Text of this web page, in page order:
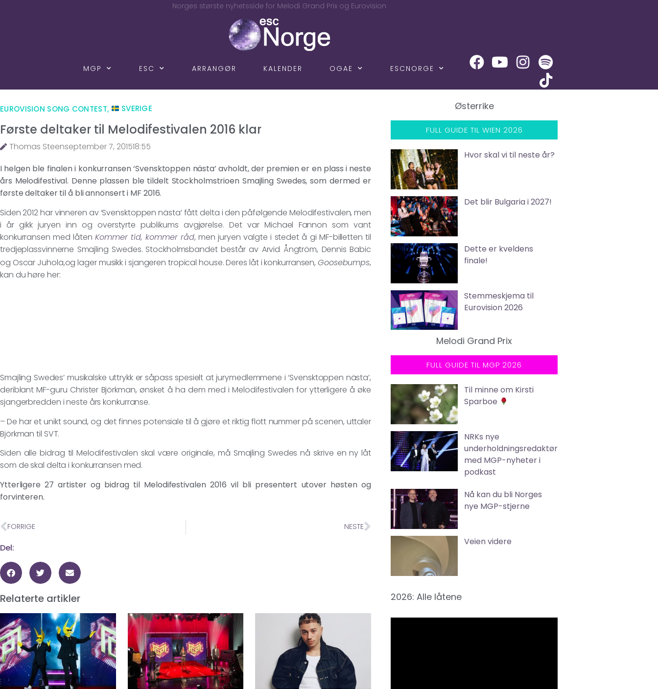
Norges største nyhetsside for Melodi Grand Prix og Eurovision
MGP ESC ARRANGØR KALENDER OGAE ESCNORGE
EUROVISION SONG CONTEST, SVERIGE
Første deltaker til Melodifestivalen 2016 klar
Thomas Steenseptember 7, 201518:55
I helgen ble finalen i konkurransen ‘Svensktoppen nästa’ avholdt, der premien er en plass i neste
års Melodifestival. Denne plassen ble tildelt Stockholmstrioen Smajling Swedes, som dermed er
første deltaker til å bli annonsert i MF 2016.
Siden 2012 har vinneren av ‘Svensktoppen nästa’ fått delta i den påfølgende Melodifestivalen, men
i år gikk juryen inn og overstyrte publikums avgjørelse. Det var Michael Fannon som vant
konkurransen med låtenKommer tid, kommer råd, men juryen valgte i stedet å gi MF-billetten til
tredjeplassvinnerne Smajling Swedes. Stockholmsbandet består av Arvid Ångtröm, Dennis Babic
og Oscar Juhola,og lager musikk i sjangeren tropical house. Deres låt i konkurransen,Goosebumps,
kan du høre her:
Smajling Swedes’ musikalske uttrykk er såpass spesielt at jurymedlemmene i ‘Svensktoppen nästa’,
deriblant MF-guru Christer Björkman, ønsket å ha dem med i Melodifestivalen for ytterligere å øke
sjangerbredden i neste års konkurranse.
– De har et unikt sound, og det finnes potensiale til å gjøre et riktig flott nummer på scenen, uttaler
Björkman til SVT.
Siden alle bidrag til Melodifestivalen skal være originale, må Smajling Swedes nå skrive en ny låt
som de skal delta i konkurransen med.
Ytterligere 27 artister og bidrag til Melodifestivalen 2016 vil bli presentert utover høsten og
forvinteren.
FORRIGE NESTE
Del:
Relaterte artikler
Østerrike
FULL GUIDE TIL WIEN 2026
Hvor skal vi til neste år?
Det blir Bulgaria i 2027!
Dette er kveldens
finale!
Stemmeskjema til
Eurovision 2026
Melodi Grand Prix
FULL GUIDE TIL MGP 2026
Til minne om Kirsti
Sparboe
NRKs nye
underholdningsredaktør
med MGP-nyheter i
podkast
Nå kan du bli Norges
nye MGP-stjerne
Veien videre
2026: Alle låtene